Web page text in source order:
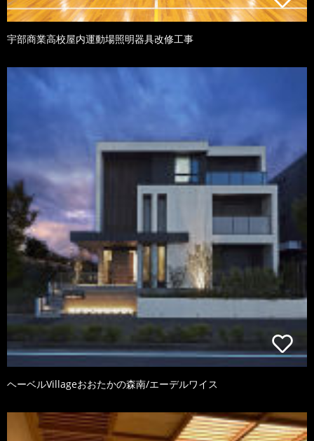
宇部商業高校屋内運動場照明器具改修工事
ヘーベルVillageおおたかの森南/エーデルワイス